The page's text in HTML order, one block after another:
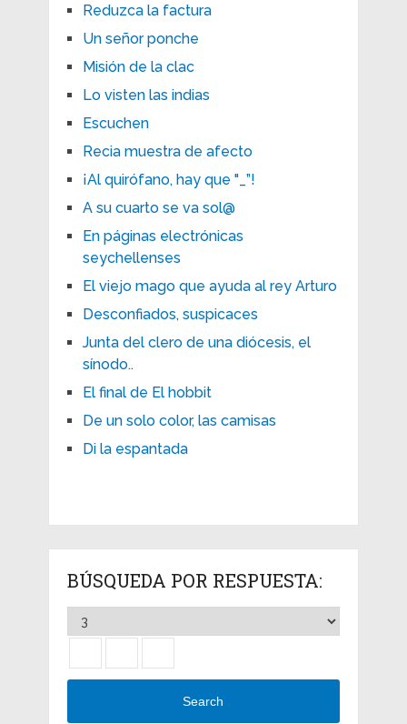
Reduzca la factura
Un señor ponche
Misión de la clac
Lo visten las indias
Escuchen
Recia muestra de afecto
¡Al quirófano, hay que "_”!
A su cuarto se va sol@
En páginas electrónicas
seychellenses
El viejo mago que ayuda al rey Arturo
Desconfiados, suspicaces
Junta del clero de una diócesis, el
sínodo..
El final de El hobbit
De un solo color, las camisas
Di la espantada
BÚSQUEDA POR RESPUESTA:
Search